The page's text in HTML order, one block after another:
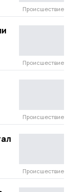
Происшествие
Происшествие
Происшествие
Происшествие